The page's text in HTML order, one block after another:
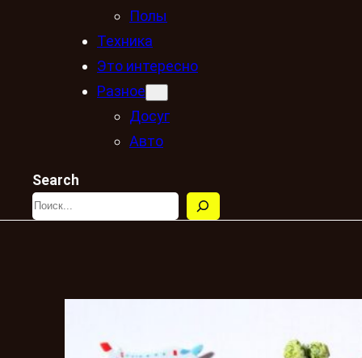
Полы
Техника
Это интересно
Разное
Досуг
Авто
Search